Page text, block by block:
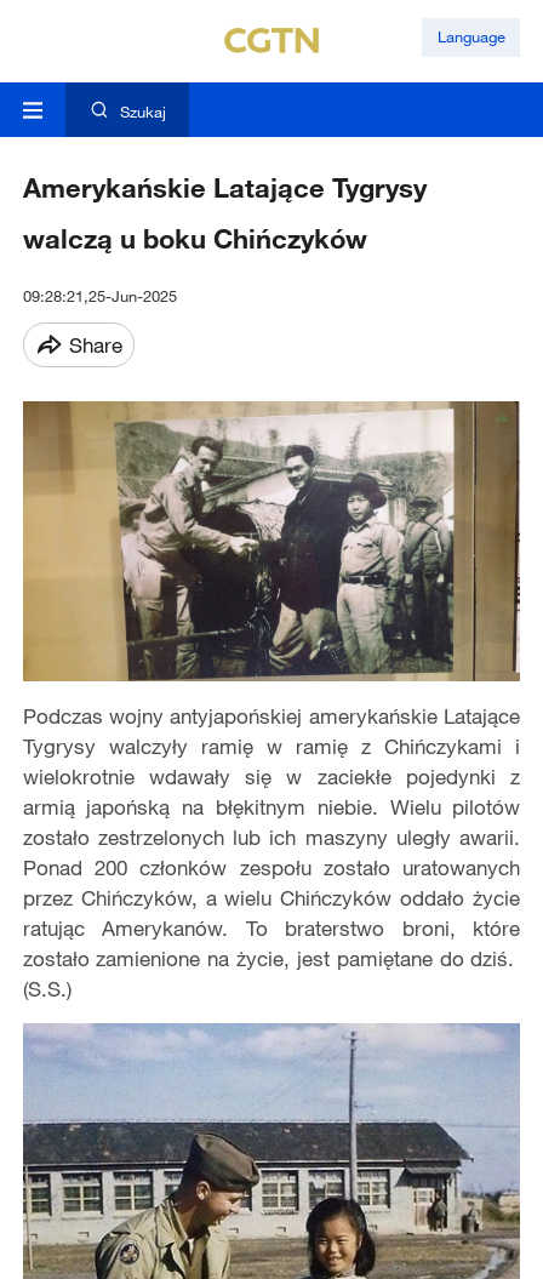
Language
Szukaj
Amerykańskie Latające Tygrysy
walczą u boku Chińczyków
09:28:21,25-Jun-2025
Share
Podczas wojny antyjapońskiej amerykańskie Latające
Tygrysy walczyły ramię w ramię z Chińczykami i
wielokrotnie wdawały się w zaciekłe pojedynki z
armią japońską na błękitnym niebie. Wielu pilotów
zostało zestrzelonych lub ich maszyny uległy awarii.
Ponad 200 członków zespołu zostało uratowanych
przez Chińczyków, a wielu Chińczyków oddało życie
ratując Amerykanów. To braterstwo broni, które
zostało zamienione na życie, jest pamiętane do dziś.
(S.S.)